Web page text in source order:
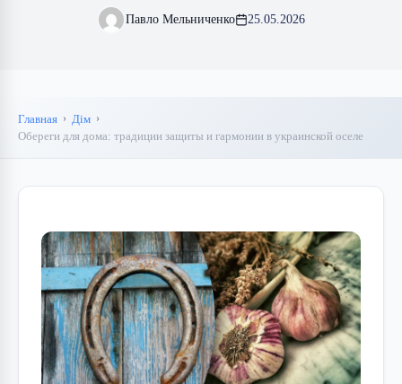
Павло Мельниченко 25.05.2026
Главная
Дім
Обереги для дома: традиции защиты и гармонии в украинской оселе